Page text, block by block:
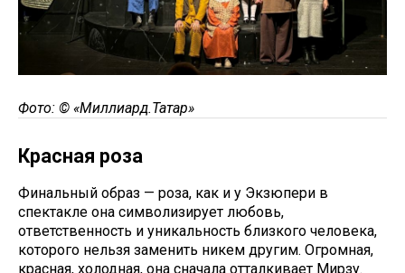
Фото: © «Миллиард.Татар»
Красная роза
Финальный образ — роза, как и у Экзюпери в
спектакле она символизирует любовь,
ответственность и уникальность близкого человека,
которого нельзя заменить никем другим. Огромная,
красная, холодная, она сначала отталкивает Мирзу.